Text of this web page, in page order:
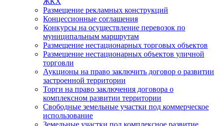
Размещение рекламных конструкций
Концессионные соглашения
Конкурсы на осуществление перевозок по
муниципальным маршрутам
Размещение нестационарных торговых объектов
Размещение нестационарных объектов уличной
торговли
Аукционы на право заключить договор о развитии
застроенной территории
Торги на право заключения договора о
комплексном развитии территории
Свободные земельные участки под коммерческое
использование
Земельные участки под комплексное развитие